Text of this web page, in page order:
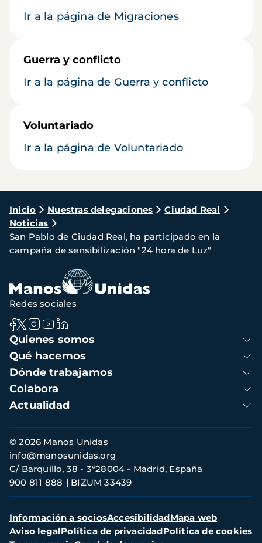
Ir a la página de Migraciones
Guerra y conflicto
Ir a la página de Guerra y conflicto
Voluntariado
Ir a la página de Voluntariado
Ruta
de
navegación
Inicio Nuestras delegaciones
Ciudad Real
Noticias
San Pablo de Ciudad Real, ha participado en la
campaña de sensibilización "24 hora de Luz"
Navegación
principal
Quienes somos
Qué hacemos
Dónde trabajamos
Colabora
Actualidad
Redes sociales
Información
de
contacto
© 2026 Manos Unidas
C/ Barquillo, 38 - 3º28004 - Madrid, España
900 811 888
BIZUM 33439
info@manosunidas.org
Menú
secundario
Información a sociosAccesibilidadMapa web
Aviso legalPolítica de privacidadPolítica de cookies